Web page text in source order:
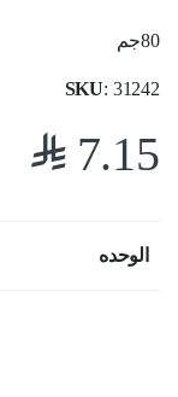
80جم
SKU: 31242
7.15
$
الوحده